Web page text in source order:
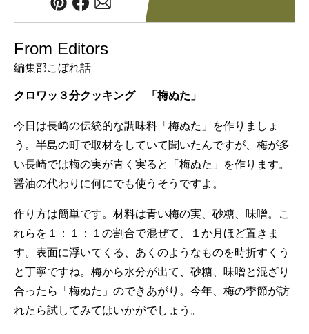
From Editors
編集部こぼれ話
クロワッ３分クッキング 「梅ぬた」
今日は長崎の伝統的な調味料「梅ぬた」を作りましょ
う。半島の町で取材をしていて聞いたんですが、梅が多
い長崎では梅の実が青く実ると「梅ぬた」を作ります。
醤油の代わりに何にでも使うそうですよ。
作り方は簡単です。材料は青い梅の実、砂糖、味噌。こ
れらを１：１：１の割合で混ぜて、１か月ほど置きま
す。表面に浮いてくる、あくのようなものを時折すくう
と丁寧ですね。梅から水分が出て、砂糖、味噌と混ざり
合ったら「梅ぬた」のできあがり。今年、梅の季節が訪
れたら試してみてはいかがでしょう。